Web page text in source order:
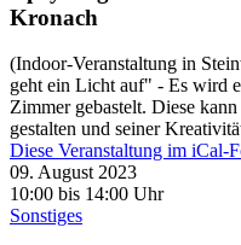
Kronach
(Indoor-Veranstaltung in
geht ein Licht auf" - Es wird
Zimmer gebastelt. Diese
gestalten und seiner
Diese Veranstaltung im iCal-
09. August 2023
10:00 bis 14:00 Uhr
Sonstiges